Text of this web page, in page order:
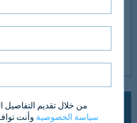
من خلال تقديم التفاصيل
سياسة الخصوصية وأنت